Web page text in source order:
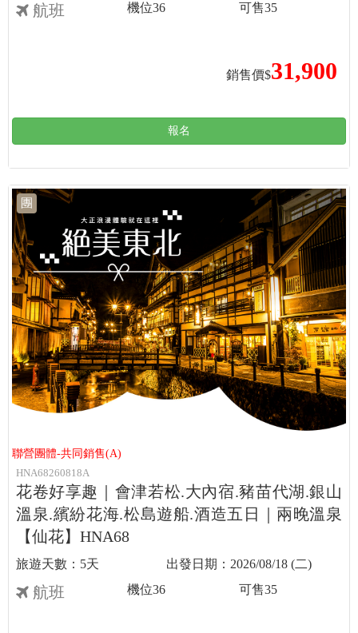
航班
銷售價$31,900
機位36 可售35
報名
團
聯營團體-共同銷售(A)
HNA68260818A
花卷好享趣｜會津若松.大內宿.豬苗代湖.銀山
溫泉.繽紛花海.松島遊船.酒造五日｜兩晚溫泉
【仙花】HNA68
5天 2026/08/18 (二)
航班 機位36 可售35